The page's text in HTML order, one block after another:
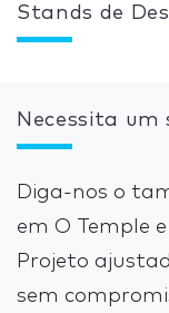
Stands de
Necessita um
Diga-nos o
em O Temple
Projeto
sem